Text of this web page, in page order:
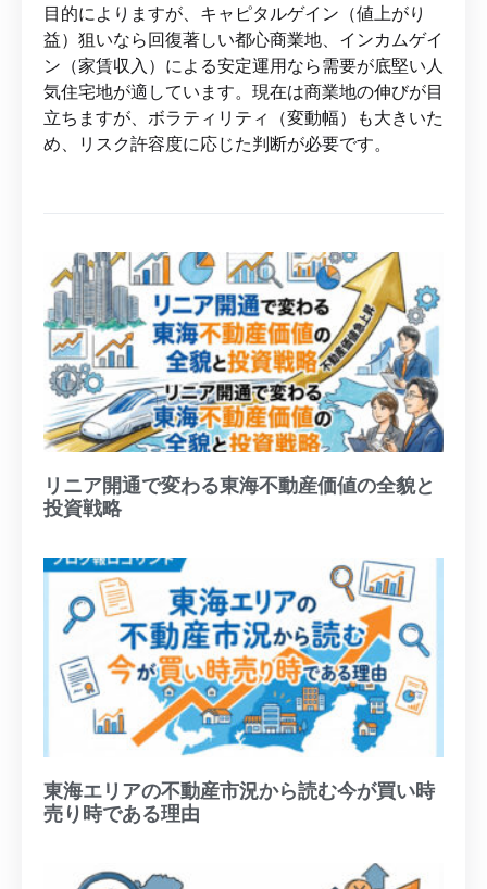
目的によりますが、キャピタルゲイン（値上がり
益）狙いなら回復著しい都心商業地、インカムゲイ
ン（家賃収入）による安定運用なら需要が底堅い人
気住宅地が適しています。現在は商業地の伸びが目
立ちますが、ボラティリティ（変動幅）も大きいた
め、リスク許容度に応じた判断が必要です。
リニア開通で変わる東海不動産価値の全貌と
投資戦略
東海エリアの不動産市況から読む今が買い時
売り時である理由